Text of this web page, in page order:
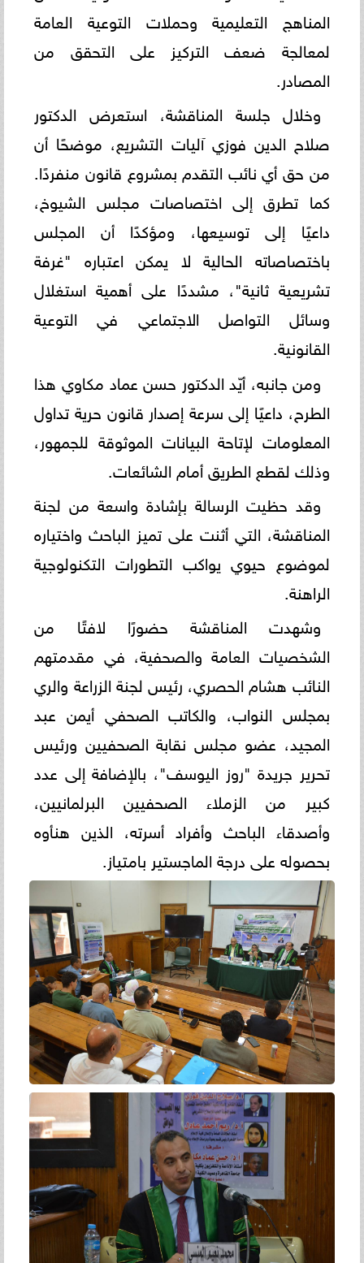
المناهج التعليمية وحملات التوعية العامة
لمعالجة ضعف التركيز على التحقق من
المصادر.
وخلال جلسة المناقشة، استعرض الدكتور
صلاح الدين فوزي آليات التشريع، موضحًا أن
من حق أي نائب التقدم بمشروع قانون منفردًا.
كما تطرق إلى اختصاصات مجلس الشيوخ،
داعيًا إلى توسيعها، ومؤكدًا أن المجلس
باختصاصاته الحالية لا يمكن اعتباره "غرفة
تشريعية ثانية"، مشددًا على أهمية استغلال
وسائل التواصل الاجتماعي في التوعية
القانونية.
ومن جانبه، أيّد الدكتور حسن عماد مكاوي هذا
الطرح، داعيًا إلى سرعة إصدار قانون حرية تداول
المعلومات لإتاحة البيانات الموثوقة للجمهور،
وذلك لقطع الطريق أمام الشائعات.
وقد حظيت الرسالة بإشادة واسعة من لجنة
المناقشة، التي أثنت على تميز الباحث واختياره
لموضوع حيوي يواكب التطورات التكنولوجية
الراهنة.
وشهدت المناقشة حضورًا لافتًا من
الشخصيات العامة والصحفية، في مقدمتهم
النائب هشام الحصري، رئيس لجنة الزراعة والري
بمجلس النواب، والكاتب الصحفي أيمن عبد
المجيد، عضو مجلس نقابة الصحفيين ورئيس
تحرير جريدة "روز اليوسف"، بالإضافة إلى عدد
كبير من الزملاء الصحفيين البرلمانيين،
وأصدقاء الباحث وأفراد أسرته، الذين هنأوه
بحصوله على درجة الماجستير بامتياز.